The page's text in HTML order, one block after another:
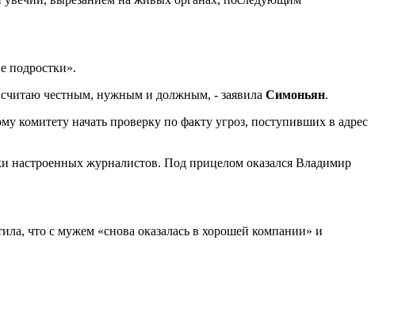
подростки».
считаю честным, нужным и должным, - заявила Симоньян.
комитету начать проверку по факту угроз, поступивших в адрес
настроенных журналистов. Под прицелом оказался Владимир
что с мужем «снова оказалась в хорошей компании» и